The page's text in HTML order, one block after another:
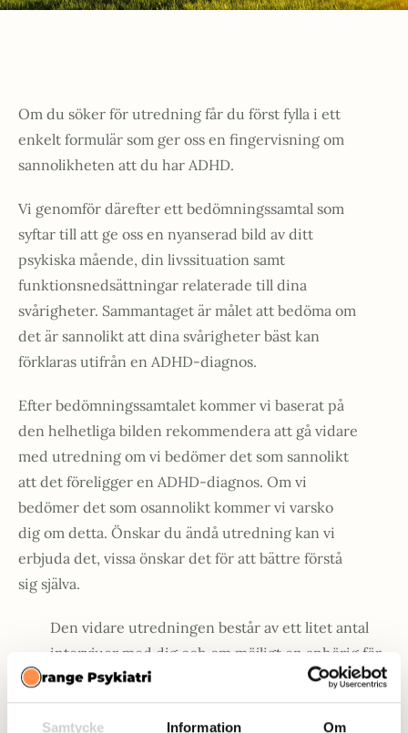
Samtycke Information Om
Om du söker för utredning får du först fylla i ett
enkelt formulär som ger oss en fingervisning om
sannolikheten att du har ADHD.
Vi genomför därefter ett bedömningssamtal som
syftar till att ge oss en nyanserad bild av ditt
psykiska mående, din livssituation samt
funktionsnedsättningar relaterade till dina
svårigheter. Sammantaget är målet att bedöma om
det är sannolikt att dina svårigheter bäst kan
förklaras utifrån en ADHD-diagnos.
Efter bedömningssamtalet kommer vi baserat på
den helhetliga bilden rekommendera att gå vidare
med utredning om vi bedömer det som sannolikt
att det föreligger en ADHD-diagnos. Om vi
bedömer det som osannolikt kommer vi varsko
dig om detta. Önskar du ändå utredning kan vi
erbjuda det, vissa önskar det för att bättre förstå
sig själva.
Den vidare utredningen består av ett litet antal
intervjuer med dig och om möjligt en anhörig för
att kunna kartlägga specifika symtom som kan
tyda på att det föreligger ADHD.